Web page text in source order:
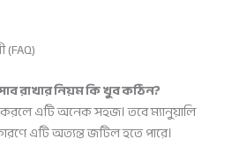
(FAQ)
রাখার নিয়ম কি খুব কঠিন?
করলে এটি অনেক সহজ। তবে ম্যানুয়ালি
এটি অত্যন্ত জটিল হতে পারে।